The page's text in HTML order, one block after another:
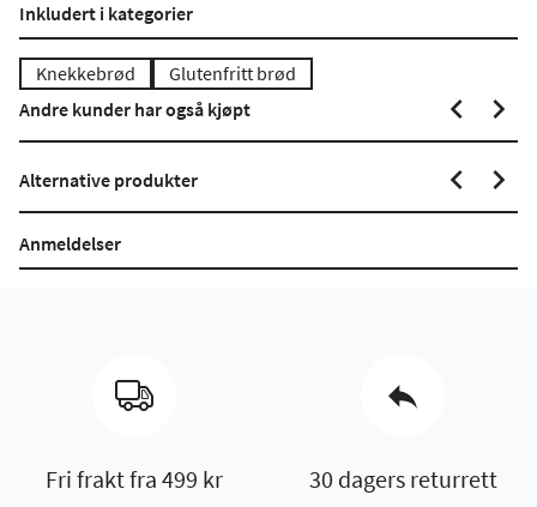
Inkludert i kategorier
Knekkebrød
Glutenfritt brød
Andre kunder har også kjøpt
Alternative produkter
Anmeldelser
Fri frakt fra 499 kr 30 dagers returrett